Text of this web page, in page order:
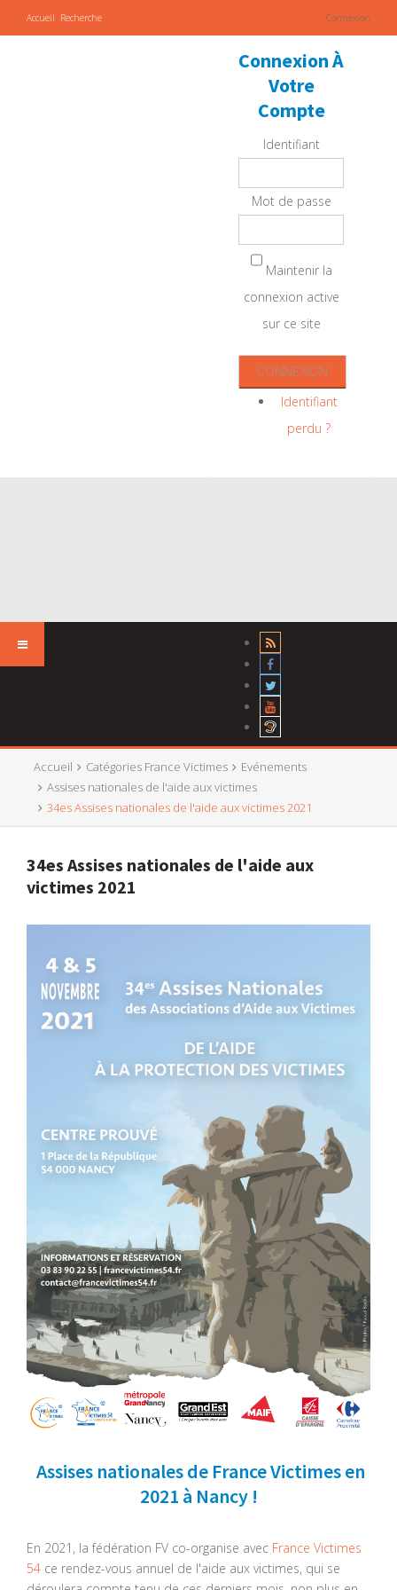
Accueil Recherche Connexion
Connexion À
Votre
Compte
Identifiant
Mot de passe
Maintenir la
connexion active
sur ce site
Identifiant
perdu ?
Accueil Catégories France Victimes
Evénements
Assises nationales de l'aide aux victimes
34es Assises nationales de l'aide aux victimes 2021
34es Assises nationales de l'aide aux
victimes 2021
Assises nationales de France Victimes en
2021 à Nancy !
En 2021, la fédération FV co-organise avec France Victimes
54 ce rendez-vous annuel de l'aide aux victimes, qui se